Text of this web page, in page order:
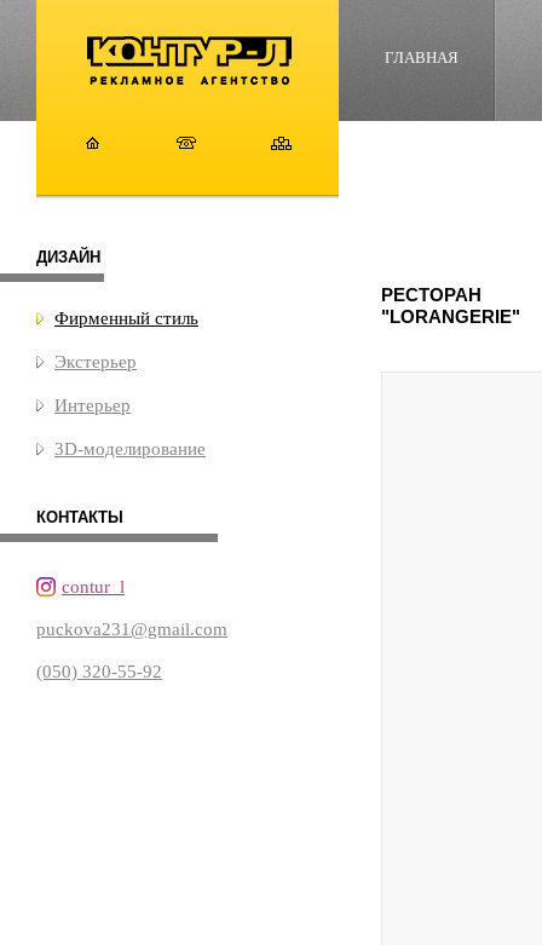
ГЛАВНАЯ
РЕСТОРАН
"LORANGERIE"
ДИЗАЙН
Фирменный стиль
Экстерьер
Интерьер
3D-моделирование
КОНТАКТЫ
contur_l
puckova231@gmail.com
(050) 320-55-92